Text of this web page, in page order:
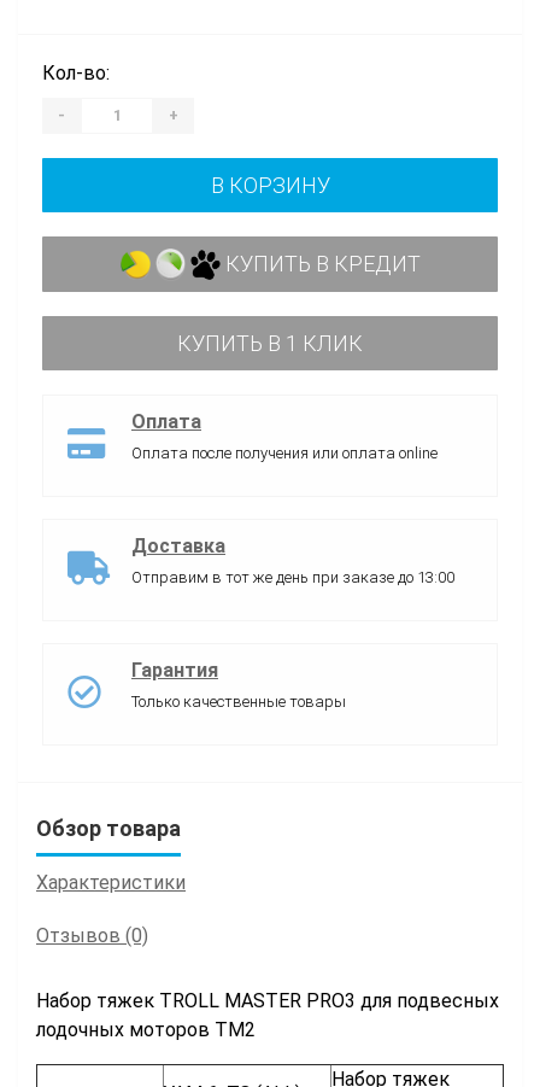
Кол-во:
- +
В КОРЗИНУ
КУПИТЬ В КРЕДИТ
КУПИТЬ В 1 КЛИК
Оплата
Оплата после получения или оплата online
Доставка
Отправим в тот же день при заказе до 13:00
Гарантия
Только качественные товары
Обзор товара
Характеристики
Отзывов (0)
Набор тяжек TROLL MASTER PRO3 для подвесных
лодочных моторов TM2
Набор тяжек